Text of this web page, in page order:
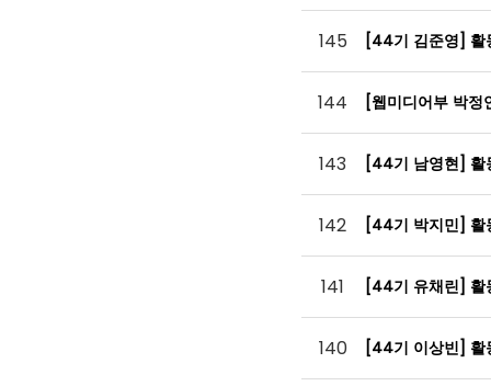
145 [44기 김준영]
144 [웹미디어부 박
143 [44기 남영현]
142 [44기 박지민]
141 [44기 유채린]
140 [44기 이상빈]